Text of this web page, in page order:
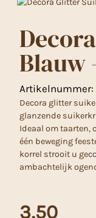
Blauw
Artikelnummer:
Decora glitter
glanzende
Ideaal om taarten,
één beweging
korrel strooit u
ambachtelijk
3,50